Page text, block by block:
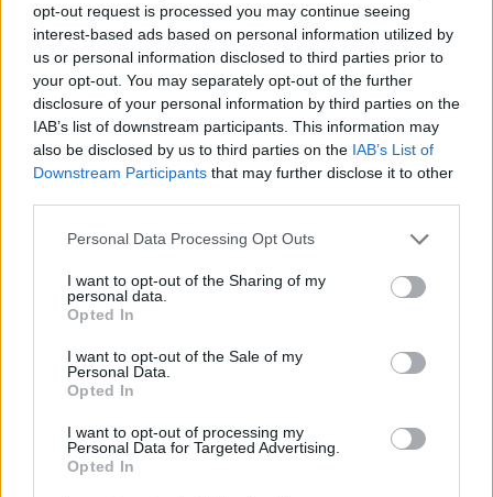
opt-out request is processed you may continue seeing
interest-based ads based on personal information utilized by
us or personal information disclosed to third parties prior to
your opt-out. You may separately opt-out of the further
disclosure of your personal information by third parties on the
IAB’s list of downstream participants. This information may
also be disclosed by us to third parties on the IAB’s List of
Downstream Participants that may further disclose it to other
Personal Data Processing Opt Outs
I want to opt-out of the Sharing of my
personal data.
Opted In
I want to opt-out of the Sale of my
Personal Data.
Opted In
I want to opt-out of processing my
Personal Data for Targeted Advertising.
Opted In
Il club nerazzurro è rimasto ad un'offerta da 20
milioni di euro però rifiutata dai friulani, ecco
perché i tempi potrebbero prolungarsi più del
previsto. Occhio, poi, al possibile inserimento
dell'Atletico Madrid che avrebbe individuato in
Solet in rinforzo ideale.